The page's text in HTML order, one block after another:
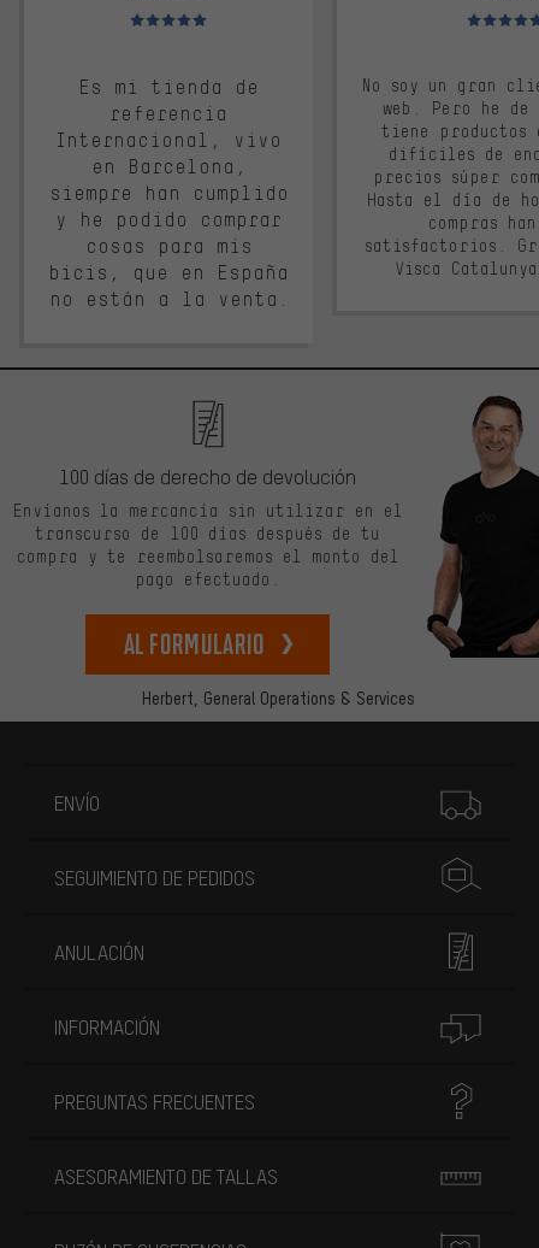
Valoración media: 5 de 5
Es mi tienda de
referencia
Internacional, vivo
en Barcelona,
siempre han cumplido
y he podido comprar
cosas para mis
bicis, que en España
no están a la venta.
Valoración
No soy un gran
web. Pero he
tiene productos
difíciles de
precios súper
Hasta el día de
compras
satisfactorios.
Visca
Herbert, General Operations & Services
100 días de derecho de devolución
Envíanos la mercancía sin utilizar en el
transcurso de 100 días después de tu
compra y te reembolsaremos el monto del
pago efectuado.
Al formulario
ENVÍO
SEGUIMIENTO DE PEDIDOS
ANULACIÓN
INFORMACIÓN
PREGUNTAS FRECUENTES
ASESORAMIENTO DE TALLAS